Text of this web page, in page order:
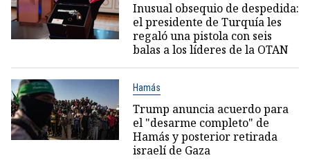
Inusual obsequio de despedida:
el presidente de Turquía les
regaló una pistola con seis
balas a los líderes de la OTAN
Hamás
Trump anuncia acuerdo para
el "desarme completo" de
Hamás y posterior retirada
israelí de Gaza